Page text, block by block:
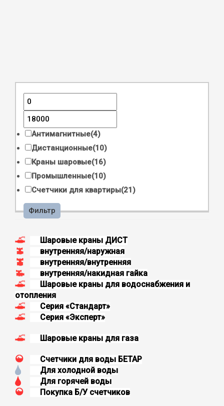
Антимагнитные(4)
Дистанционные(10)
Краны шаровые(16)
Промышленные(10)
Счетчики для квартиры(21)
Фильтр
Шаровые краны ДИСТ
внутренняя/наружная
внутренняя/внутренняя
внутренняя/накидная гайка
Шаровые краны для водоснабжения и
отопления
Серия «Стандарт»
Серия «Эксперт»
Шаровые краны для газа
Счетчики для воды БЕТАР
Для холодной воды
Для горячей воды
Покупка Б/У счетчиков